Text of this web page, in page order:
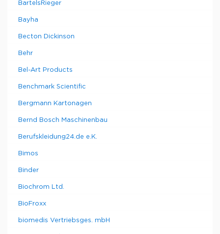
BartelsRieger
Bayha
Becton Dickinson
Behr
Bel-Art Products
Benchmark Scientific
Bergmann Kartonagen
Bernd Bosch Maschinenbau
Berufskleidung24.de e.K.
Bimos
Binder
Biochrom Ltd.
BioFroxx
biomedis Vertriebsges. mbH